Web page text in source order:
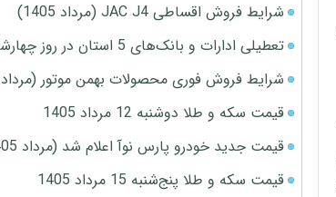
شرایط فروش اقساطی JAC J4 (مرداد 1405)
تعطیلی ادارات و بانک‌های 5 استان در روز چهارشنبه
شرایط فروش فوری محصولات بهمن موتور (مرداد 1405)
قیمت سکه و طلا دوشنبه 12 مرداد 1405
قیمت جدید خودرو پارس نوآ اعلام شد (مرداد 1405)
قیمت سکه و طلا پنج‌شنبه 15 مرداد 1405